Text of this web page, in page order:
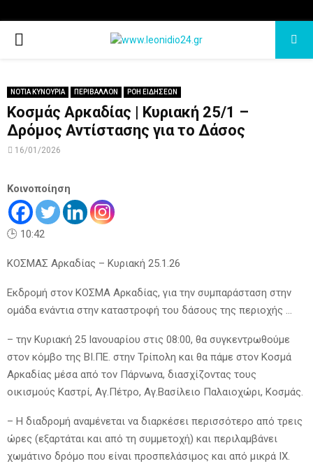
PRIMARY
ΝΟΤΙΑ ΚΥΝΟΥΡΙΑ ΠΕΡΙΒΑΛΛΟΝ ΡΟΗ ΕΙΔΗΣΕΩΝ
Κοσμάς Αρκαδίας | Κυριακή 25/1 –
Δρόμος Αντίστασης για το Δάσος
16/01/2026
Κοινοποίηση
🕒 10:42
ΚΟΣΜΑΣ Αρκαδίας – Κυριακή 25.1.26
Εκδρομή στον ΚΟΣΜΑ Αρκαδίας, για την συμπαράσταση στην
ομάδα ενάντια στην καταστροφή του δάσους της περιοχής …
– την Κυριακή 25 Ιανουαρίου στις 08:00, θα συγκεντρωθούμε
στον κόμβο της ΒΙ.ΠΕ. στην Τρίπολη και θα πάμε στον Κοσμά
Αρκαδίας μέσα από τον Πάρνωνα, διασχίζοντας τους
οικισμούς Καστρί, Αγ.Πέτρο, Αγ.Βασίλειο Παλαιοχώρι, Κοσμάς.
– Η διαδρομή αναμένεται να διαρκέσει περισσότερο από τρεις
ώρες (εξαρτάται και από τη συμμετοχή) και περιλαμβάνει
χωμάτινο δρόμο που είναι προσπελάσιμος και από μικρά ΙΧ.